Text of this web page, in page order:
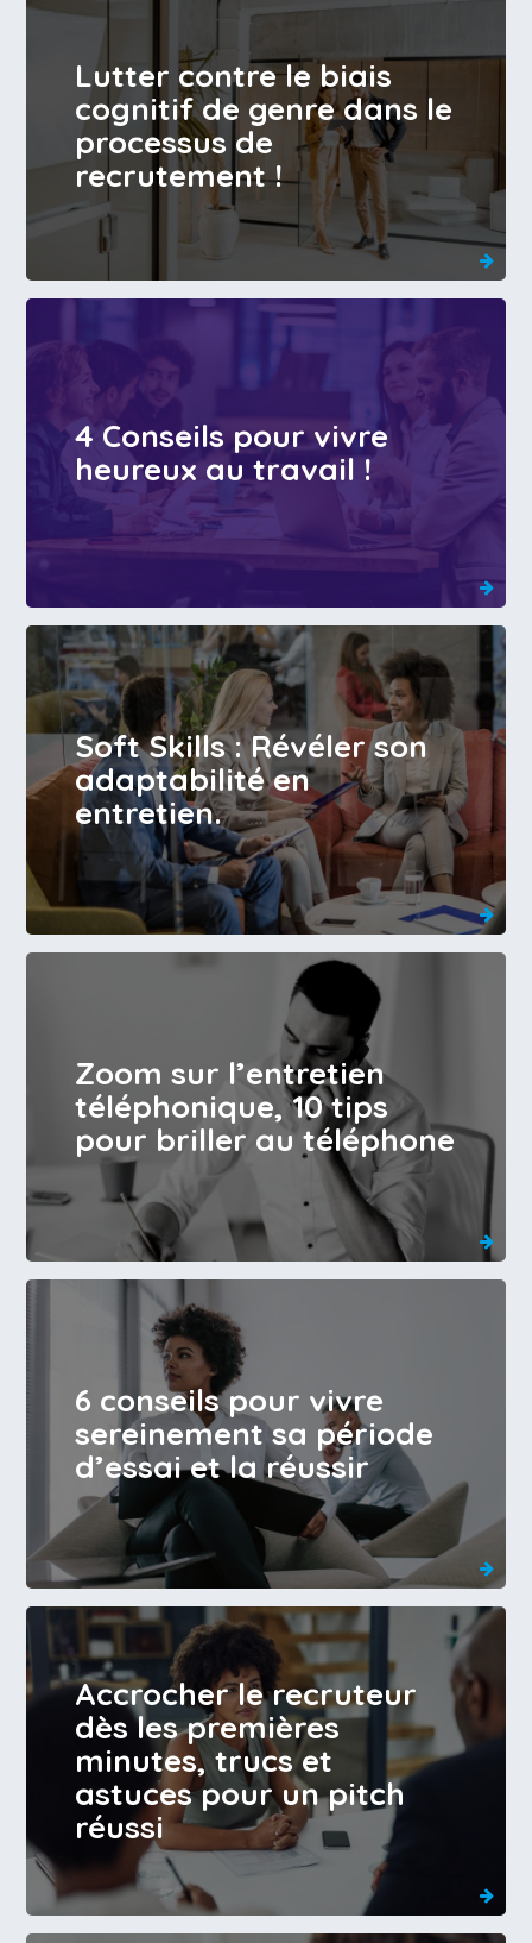
Lutter contre le biais
cognitif de genre dans le
processus de
recrutement !
4 Conseils pour vivre
heureux au travail !
Soft Skills : Révéler son
adaptabilité en
entretien.
Zoom sur l’entretien
téléphonique, 10 tips
pour briller au téléphone
6 conseils pour vivre
sereinement sa période
d’essai et la réussir
Accrocher le recruteur
dès les premières
minutes, trucs et
astuces pour un pitch
réussi